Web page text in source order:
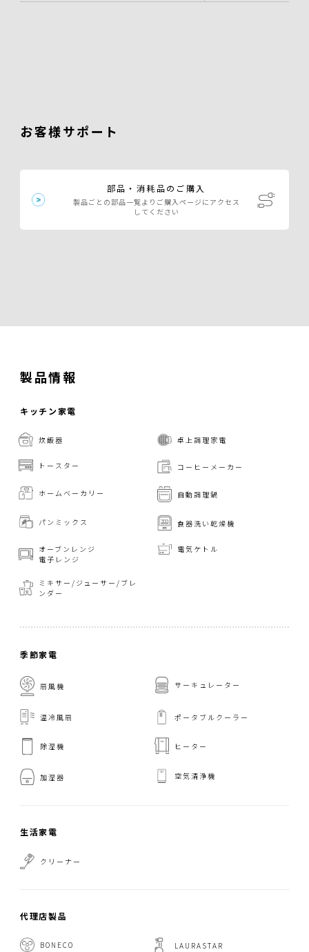
お客様サポート
部品・消耗品のご購入
製品ごとの部品一覧よりご購入ページにアクセス
してください
製品情報
キッチン家電
炊飯器 卓上調理家電
トースター コーヒーメーカー
ホームベーカリー 自動調理鍋
パンミックス 食器洗い乾燥機
オーブンレンジ
電子レンジ
電気ケトル
ミキサー/ジューサー/ ブレ
ンダー
季節家電
扇風機 サーキュレーター
温冷風扇 ポータブルクーラー
除湿機 ヒーター
加湿器 空気清浄機
生活家電
クリーナー
代理店製品
BONECO LAURASTAR